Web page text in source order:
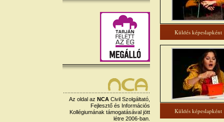
Az oldal az NCA Civil Szolgáltató,
Fejlesztő és Információs
Kollégiumának támogatásával jött
létre 2006-ban.
Küldés képeslapként
Küldés képeslapként